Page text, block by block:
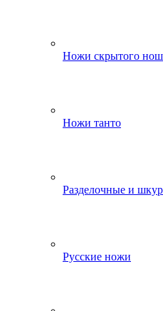
Ножи скрытого
Ножи танто
Разделочные и
Русские ножи